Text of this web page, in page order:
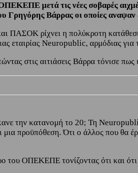
ΟΠΕΚΕΠΕ μετά τις νέες σοβαρές
Βάρρας οι οποίες αναψαν
ΠΑΣΟΚ ρίχνει η πολύκροτη
εταιρίας Neuropublic, αρμόδιας για
στις αιτιάσεις Βάρρα τόνισε
την κατανομή το 20; Τη
προϋπόθεση. Ότι ο άλλος που θα
του ΟΠΕΚΕΠΕ τονίζοντας ότι και